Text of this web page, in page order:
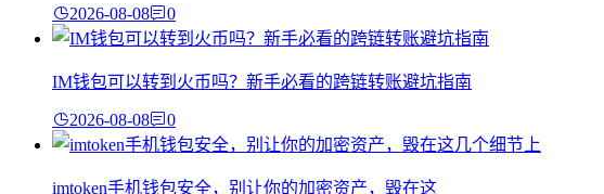
2026-08-08 0
IM钱包可以转到火币吗？新手必看的跨链转账避坑指南
2026-08-08 0
imtoken手机钱包安全，别让你的加密资产，毁在这